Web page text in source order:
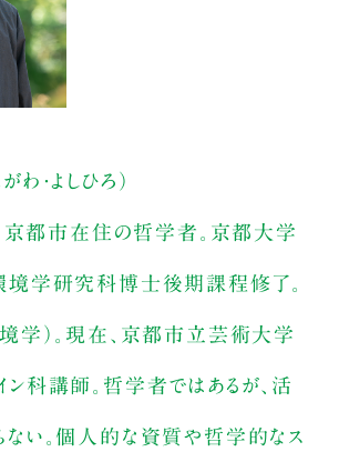
・よしひろ）
京都市在住の哲学者。京都大学
境学研究科博士後期課程修了。
学）。現在、京都市立芸術大学
科講師。哲学者ではあるが、活
ない。個人的な資質や哲学的なス